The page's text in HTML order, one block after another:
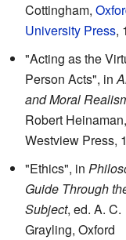
Cottingham,
University Press,
"Acting as the
Person Acts", in
and Moral
Robert Heinaman,
Westview Press,
"Ethics", in
Guide Through
Subject, ed. A. C.
Grayling, Oxford